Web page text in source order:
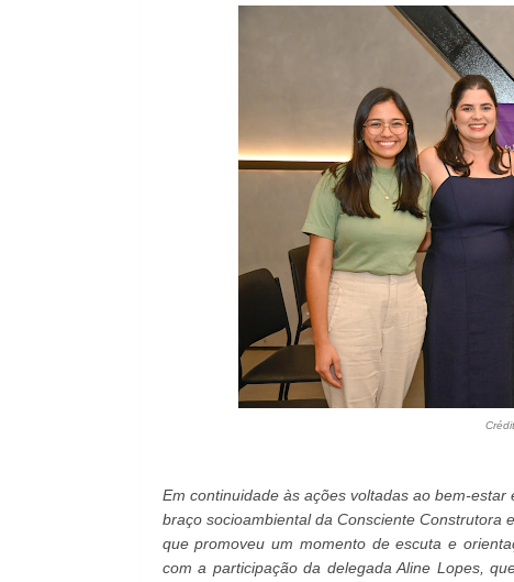
Em continuidade às ações voltadas ao bem-
braço socioambiental da Consciente Construtora
que promoveu um momento de escuta e
com a participação da delegada Aline Lopes,